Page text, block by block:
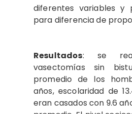
diferentes variables y
para diferencia de
Resultados: se
vasectomías sin
promedio de los
años, escolaridad de
eran casados con 9.6